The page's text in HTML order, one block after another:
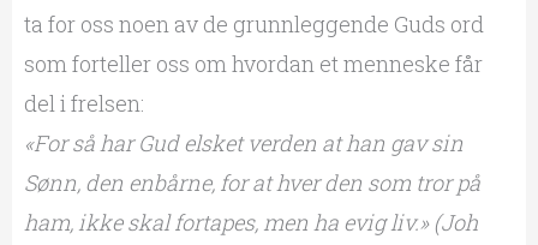
ta for oss noen av de grunnleggende Guds ord
som forteller oss om hvordan et menneske får
del i frelsen:
«For så har Gud elsket verden at han gav sin
Sønn, den enbårne, for at hver den som tror på
ham, ikke skal fortapes, men ha evig liv.» (Joh